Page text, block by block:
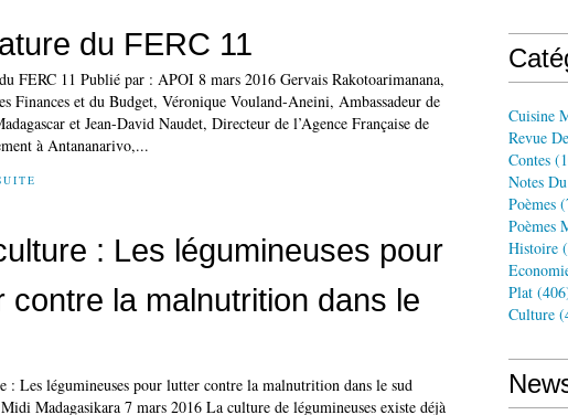
du FERC 11
FERC 11 Publié par : APOI 8 mars 2016 Gervais Rakotoarimanana,
Finances et du Budget, Véronique Vouland-Aneini, Ambassadeur de
et Jean-David Naudet, Directeur de l’Agence Française de
à Antananarivo,...
: Les légumineuses pour
contre la malnutrition dans le
: Les légumineuses pour lutter contre la malnutrition dans le sud
Madagasikara 7 mars 2016 La culture de légumineuses existe déjà
Cuisine
Revue
Contes
Notes Du
Poèmes
Poèmes
Histoire
Plat
Culture